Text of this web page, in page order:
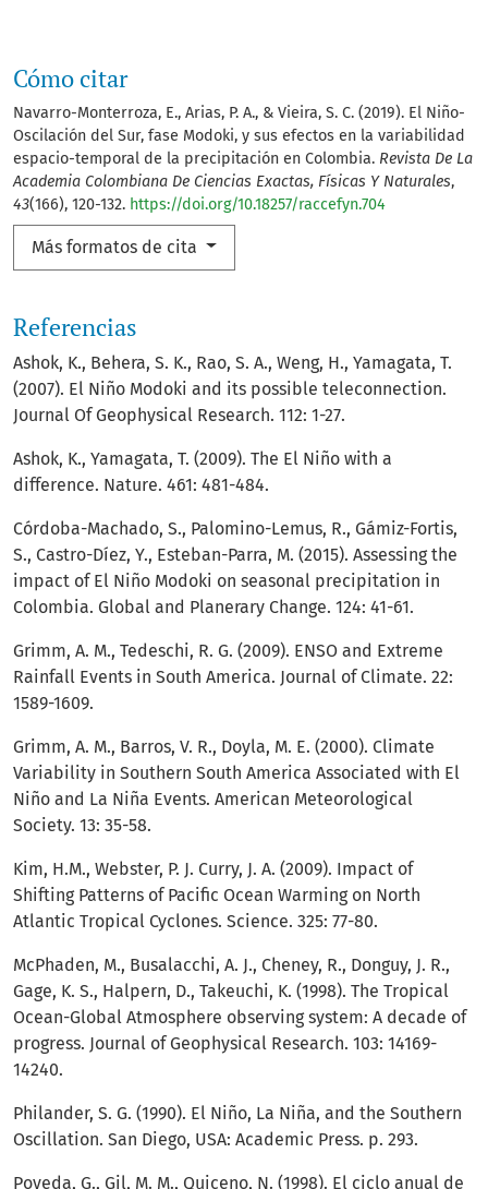
Cómo citar
Navarro-Monterroza, E., Arias, P. A., & Vieira, S. C. (2019). El Niño-
Oscilación del Sur, fase Modoki, y sus efectos en la variabilidad
espacio-temporal de la precipitación en Colombia. Revista De La
Academia Colombiana De Ciencias Exactas, Físicas Y Naturales,
43(166), 120-132. https://doi.org/10.18257/raccefyn.704
Más formatos de cita
Referencias
Ashok, K., Behera, S. K., Rao, S. A., Weng, H., Yamagata, T.
(2007). El Niño Modoki and its possible teleconnection.
Journal Of Geophysical Research. 112: 1-27.
Ashok, K., Yamagata, T. (2009). The El Niño with a
difference. Nature. 461: 481-484.
Córdoba-Machado, S., Palomino-Lemus, R., Gámiz-Fortis,
S., Castro-Díez, Y., Esteban-Parra, M. (2015). Assessing the
impact of El Niño Modoki on seasonal precipitation in
Colombia. Global and Planerary Change. 124: 41-61.
Grimm, A. M., Tedeschi, R. G. (2009). ENSO and Extreme
Rainfall Events in South America. Journal of Climate. 22:
1589-1609.
Grimm, A. M., Barros, V. R., Doyla, M. E. (2000). Climate
Variability in Southern South America Associated with El
Niño and La Niña Events. American Meteorological
Society. 13: 35-58.
Kim, H.M., Webster, P. J. Curry, J. A. (2009). Impact of
Shifting Patterns of Pacific Ocean Warming on North
Atlantic Tropical Cyclones. Science. 325: 77-80.
McPhaden, M., Busalacchi, A. J., Cheney, R., Donguy, J. R.,
Gage, K. S., Halpern, D., Takeuchi, K. (1998). The Tropical
Ocean-Global Atmosphere observing system: A decade of
progress. Journal of Geophysical Research. 103: 14169-
14240.
Philander, S. G. (1990). El Niño, La Niña, and the Southern
Oscillation. San Diego, USA: Academic Press. p. 293.
Poveda, G., Gil, M. M., Quiceno, N. (1998). El ciclo anual de